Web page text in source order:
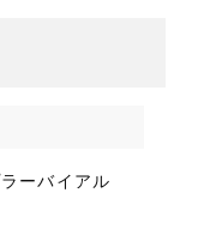
ーバイアル